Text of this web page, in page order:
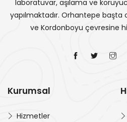
laboratuvar, aşılama ve
yapılmaktadır. Orhantepe başta
ve Kordonboyu çevresine
Kurumsal
Hizmetler